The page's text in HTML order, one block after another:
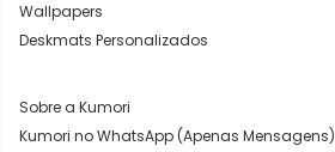
Wallpapers
Deskmats Personalizados
Sobre a Kumori
Kumori no WhatsApp (Apenas Mensagens)